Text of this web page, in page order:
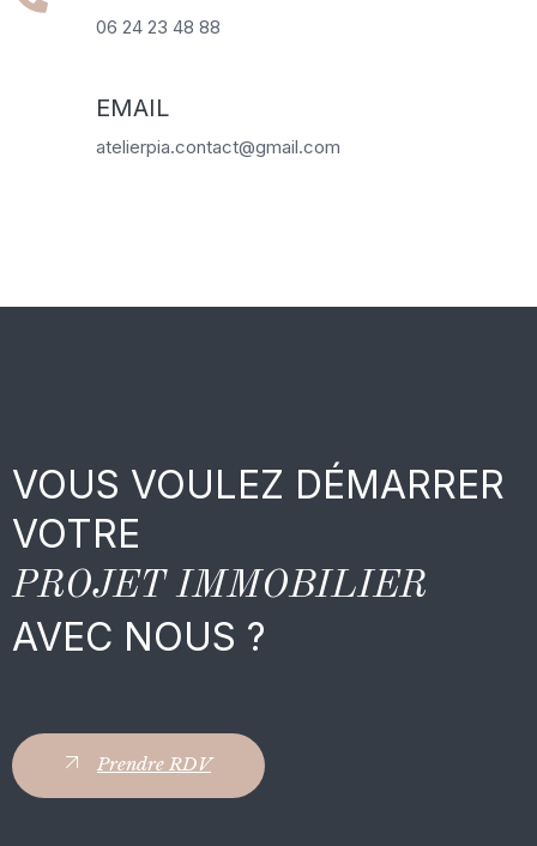
06 24 23 48 88
EMAIL
atelierpia.contact@gmail.com
VOUS VOULEZ DÉMARRER
VOTRE
PROJET IMMOBILIER
AVEC NOUS ?
Prendre RDV